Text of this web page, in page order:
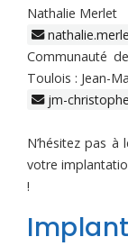
Nathalie Merlet
Communauté
Toulois : Jean-
jm-
N’hésitez pas
votre
!